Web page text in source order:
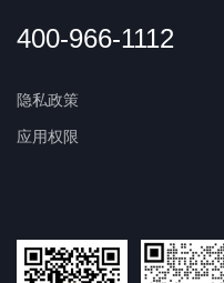
400-966-1112
隐私政策
应用权限